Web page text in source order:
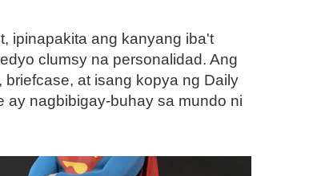
ipinapakita ang kanyang iba't
clumsy na personalidad. Ang
at isang kopya ng Daily
ay nagbibigay-buhay sa mundo ni